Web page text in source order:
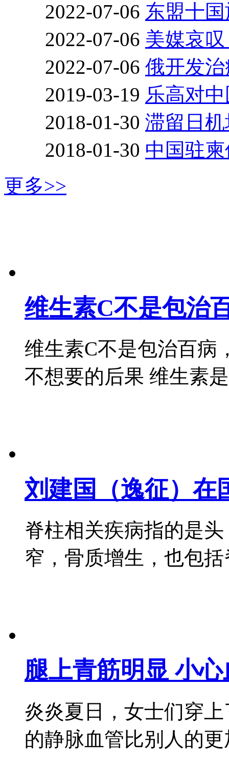
2022-07-06 东盟十
2022-07-06 美媒哀
2022-07-06 俄开发
2019-03-19 乐高对
2018-01-30 滞留日
2018-01-30 中国驻
更多>>
维生素C不是包治
维生素C不是包治百病
不想要的后果 维生素
刘建国（逸征）在
脊柱相关疾病指的是
窄，骨质增生，也包
腿上青筋明显 小
炎炎夏日，女士们穿
的静脉血管比别人的